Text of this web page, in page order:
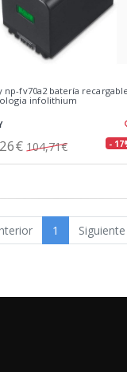
np-fv70a2 batería recargable
infolithium
104,71€ -
1 Siguiente